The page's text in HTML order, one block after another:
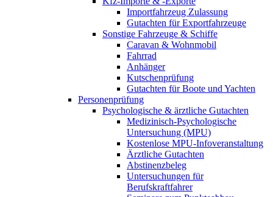
Importfahrzeug Zulassung
Gutachten für Exportfahrzeuge
Sonstige Fahrzeuge & Schiffe
Caravan & Wohnmobil
Fahrrad
Anhänger
Kutschenprüfung
Gutachten für Boote und Yachten
Personenprüfung
Psychologische & ärztliche Gutachten
Medizinisch-Psychologische
Untersuchung (MPU)
Kostenlose MPU-Infoveranstaltung
Ärztliche Gutachten
Abstinenzbeleg
Untersuchungen für
Berufskraftfahrer